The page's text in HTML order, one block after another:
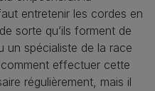
entretenir les cordes en
sorte qu’ils forment de
un spécialiste de la race
effectuer cette
régulièrement, mais il